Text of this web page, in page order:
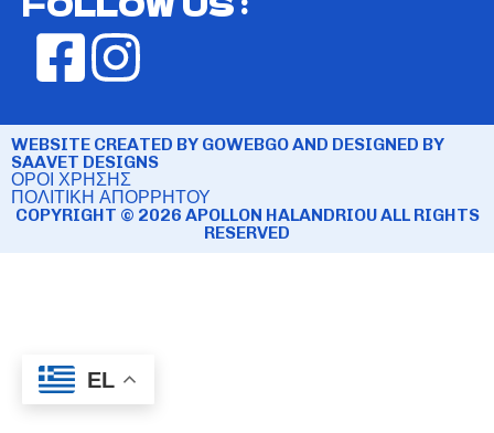
WEBSITE CREATED BY GOWEBGO AND DESIGNED BY
SAAVET DESIGNS
ΟΡΟΙ ΧΡΗΣΗΣ
ΠΟΛΙΤΙΚΗ ΑΠΟΡΡΗΤΟΥ
COPYRIGHT © 2026 APOLLON HALANDRIOU ALL RIGHTS
RESERVED
EL